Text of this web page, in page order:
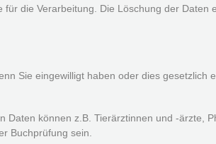
für die Verarbeitung. Die Löschung der
Sie eingewilligt haben oder dies gesetzlich
Daten können z.B. Tierärztinnen und -ärzte,
Buchprüfung sein.